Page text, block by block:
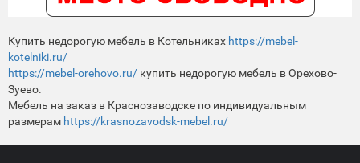
Купить недорогую мебель в Котельниках https://mebel-
kotelniki.ru/
https://mebel-orehovo.ru/ купить недорогую мебель в Орехово-
Зуево.
Мебель на заказ в Краснозаводске по индивидуальным
размерам https://krasnozavodsk-mebel.ru/